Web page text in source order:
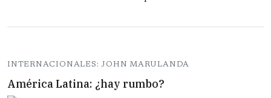
INTERNACIONALES: JOHN MARULANDA
América Latina: ¿hay rumbo?